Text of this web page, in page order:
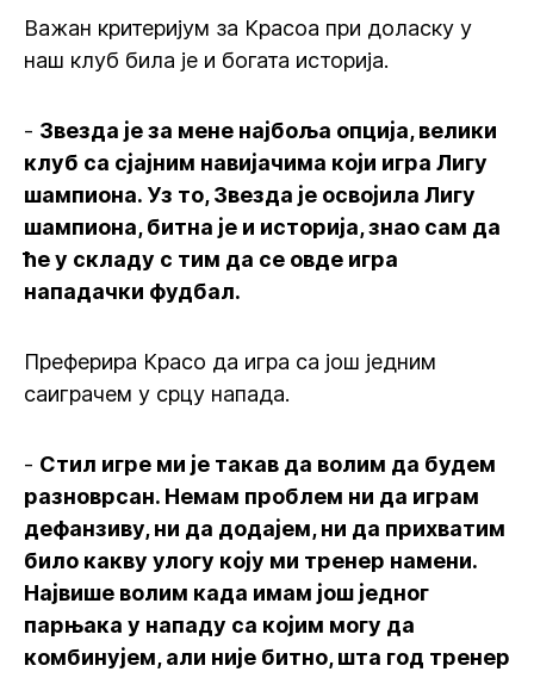
Важан критеријум за Красоа при доласку у
наш клуб била је и богата историја.
- Звезда је за мене најбоља опција, велики
клуб са сјајним навијачима који игра Лигу
шампиона. Уз то, Звезда је освојила Лигу
шампиона, битна је и историја, знао сам да
ће у складу с тим да се овде игра
нападачки фудбал.
Преферира Красо да игра са још једним
саиграчем у срцу напада.
- Стил игре ми је такав да волим да будем
разноврсан. Немам проблем ни да играм
дефанзиву, ни да додајем, ни да прихватим
било какву улогу коју ми тренер намени.
Највише волим када имам још једног
парњака у нападу са којим могу да
комбинујем, али није битно, шта год тренер